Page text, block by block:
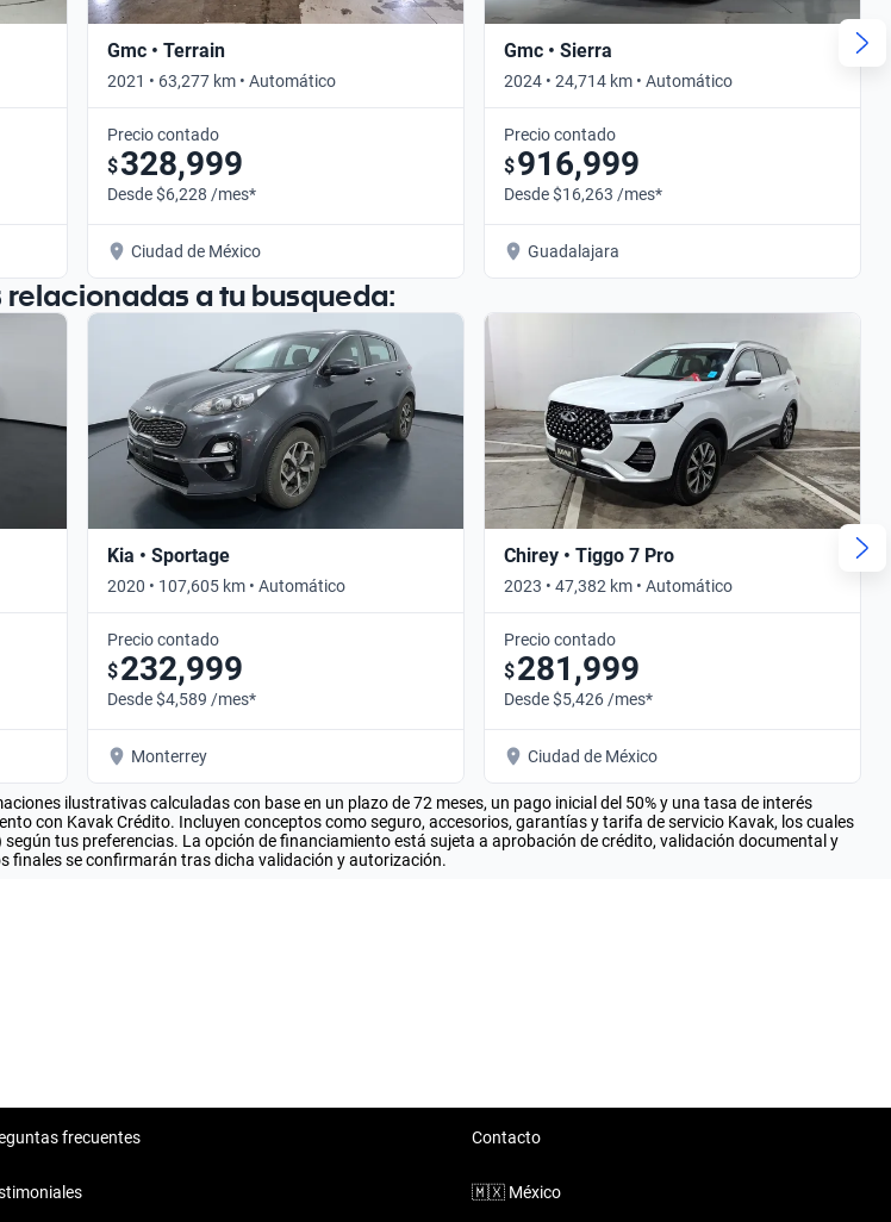
Gmc • Terrain
2021 • 63,277 km • Automático
Precio contado
$328,999
Desde $6,228 /mes*
Ciudad de México
Gmc • Sierra
2024 • 24,714 km • Automático
Precio contado
$916,999
Desde $16,263 /mes*
Guadalajara
a tu busqueda:
Kia • Sportage
2020 • 107,605 km • Automático
Precio contado
$232,999
Desde $4,589 /mes*
Monterrey
Chirey • Tiggo 7 Pro
2023 • 47,382 km • Automático
Precio contado
$281,999
Desde $5,426 /mes*
Ciudad de México
ilustrativas calculadas con base en un plazo de 72 meses, un pago inicial del 50% y una tasa de interés
con Kavak Crédito. Incluyen conceptos como seguro, accesorios, garantías y tarifa de servicio Kavak, los cuales
tus preferencias. La opción de financiamiento está sujeta a aprobación de crédito, validación documental y
finales se confirmarán tras dicha validación y autorización.
frecuentes Contacto
🇲🇽 México